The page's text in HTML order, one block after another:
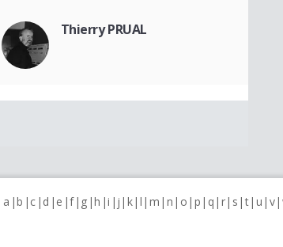
Thierry PRUAL
a b c d e f g h i j k l m n o p q r s t u v